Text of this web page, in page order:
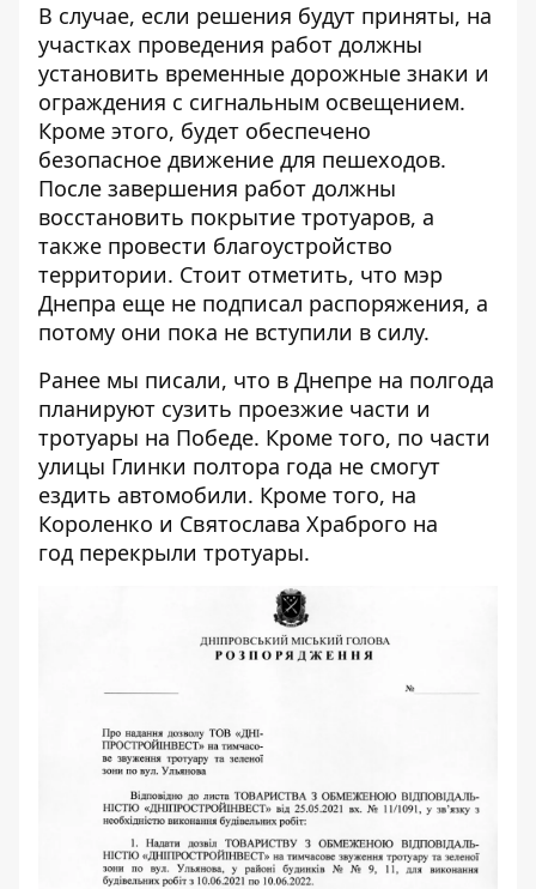
В случае, если решения будут приняты, на
участках проведения работ должны
установить временные дорожные знаки и
ограждения с сигнальным освещением.
Кроме этого, будет обеспечено
безопасное движение для пешеходов.
После завершения работ должны
восстановить покрытие тротуаров, а
также провести благоустройство
территории. Стоит отметить, что мэр
Днепра еще не подписал распоряжения, а
потому они пока не вступили в силу.
Ранее мы писали, что в Днепре на полгода
планируют сузить проезжие части и
тротуары на Победе. Кроме того, по части
улицы Глинки полтора года не смогут
ездить автомобили. Кроме того, на
Короленко и Святослава Храброго на
год перекрыли тротуары.